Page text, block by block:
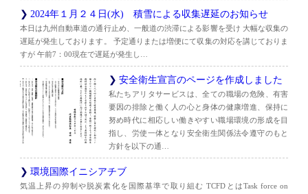
2024年１月２４日(水) 積雪による収集遅延のお知らせ
本日は九州自動車道の通行止め、一般道の渋滞による影響を受け 大幅な収集の
遅延が発生しております。 予定通りまたは増便にて収集の対応を講じておりま
すが 午前7：00現在で遅延が発生し…
安全衛生宣言のページを作成しました
私たちアリタサービスは、全ての職場の危険、有害
要因の排除と働く人の心と身体の健康増進、保持に
努め時代に相応しい働きやすい職場環境の形成を目
指し、労使一体となり安全衛生関係法令遵守のもと
方針を以下の通…
環境国際イニシアチブ
気温上昇の抑制や脱炭素化を国際基準で取り組む TCFDとはTask force on